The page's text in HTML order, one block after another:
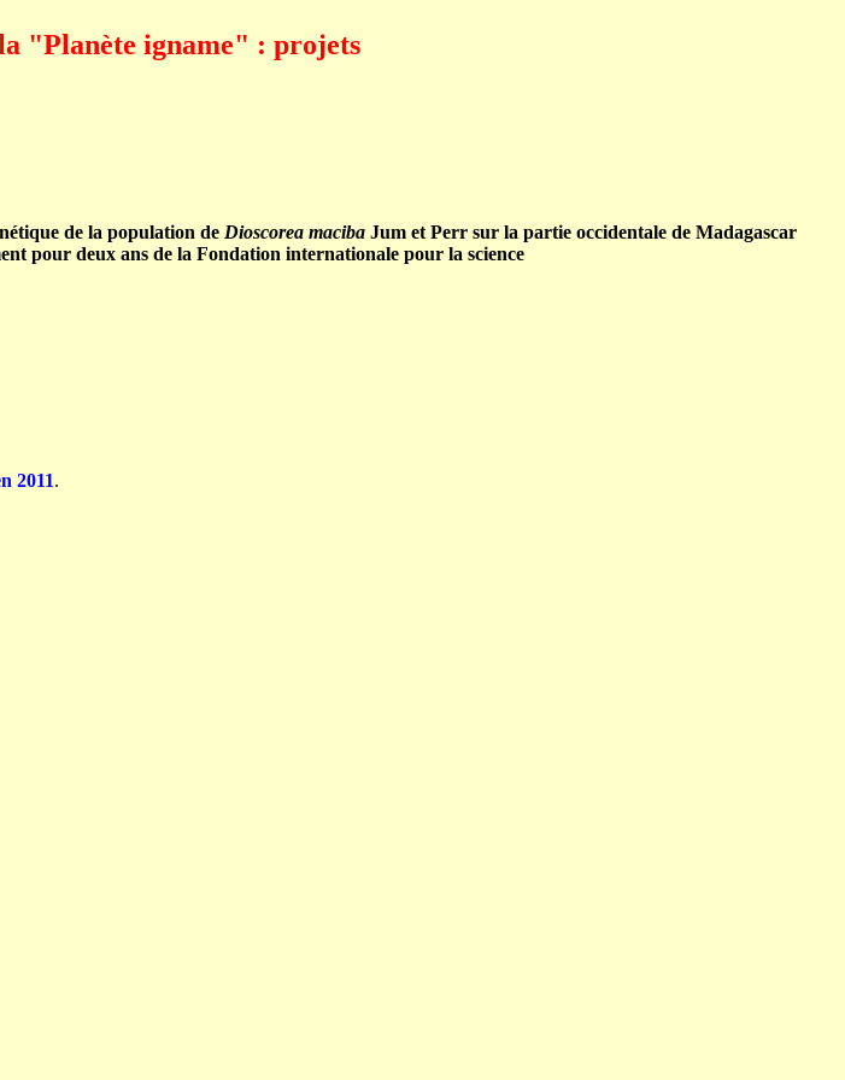
"Planète igname" : projets
de la population de Dioscorea maciba Jum et Perr sur la partie occidentale de Madagascar
pour deux ans de la Fondation internationale pour la science
2011.